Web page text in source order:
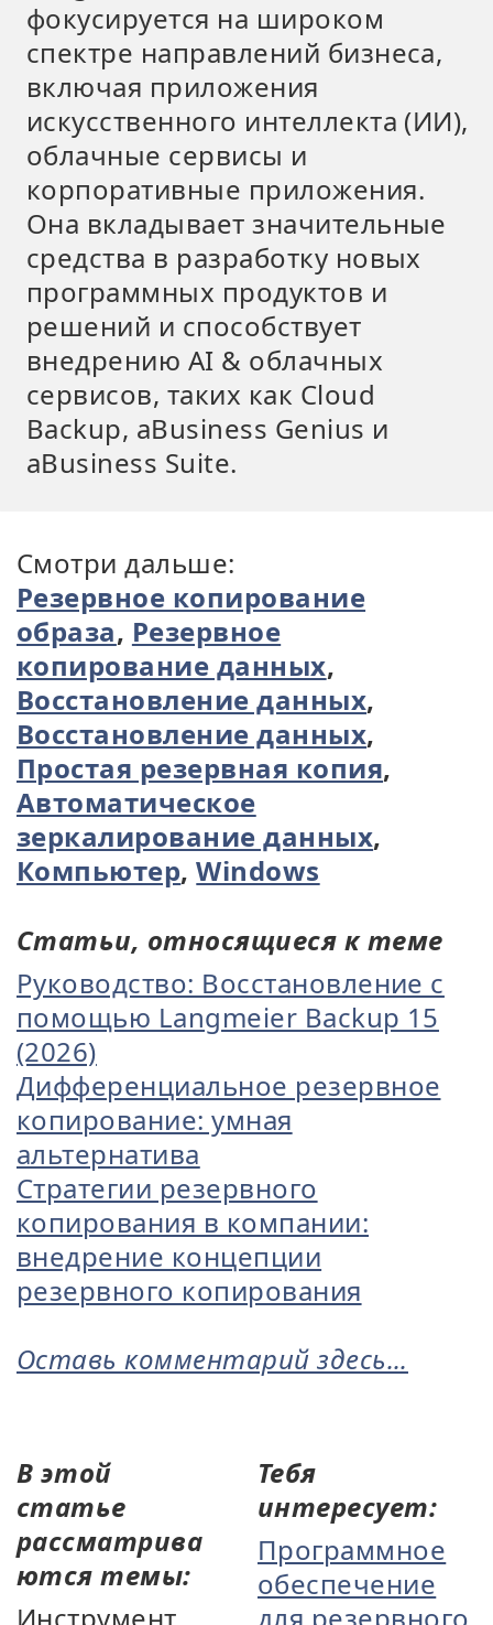
фокусируется на широком
спектре направлений бизнеса,
включая приложения
искусственного интеллекта (ИИ),
облачные сервисы и
корпоративные приложения.
Она вкладывает значительные
средства в разработку новых
программных продуктов и
решений и способствует
внедрению AI & облачных
сервисов, таких как Cloud
Backup, aBusiness Genius и
aBusiness Suite.
Смотри дальше:
Резервное копирование
образа, Резервное
копирование данных,
Восстановление данных,
Восстановление данных,
Простая резервная копия,
Автоматическое
зеркалирование данных,
Компьютер,Windows
Статьи, относящиеся к теме
Руководство: Восстановление с
помощью Langmeier Backup 15
(2026)
Дифференциальное резервное
копирование: умная
альтернатива
Стратегии резервного
копирования в компании:
внедрение концепции
резервного копирования
Оставь комментарий здесь...
В этой
статье
рассматрива
ются темы:
Тебя
интересует:
Программное
обеспечение